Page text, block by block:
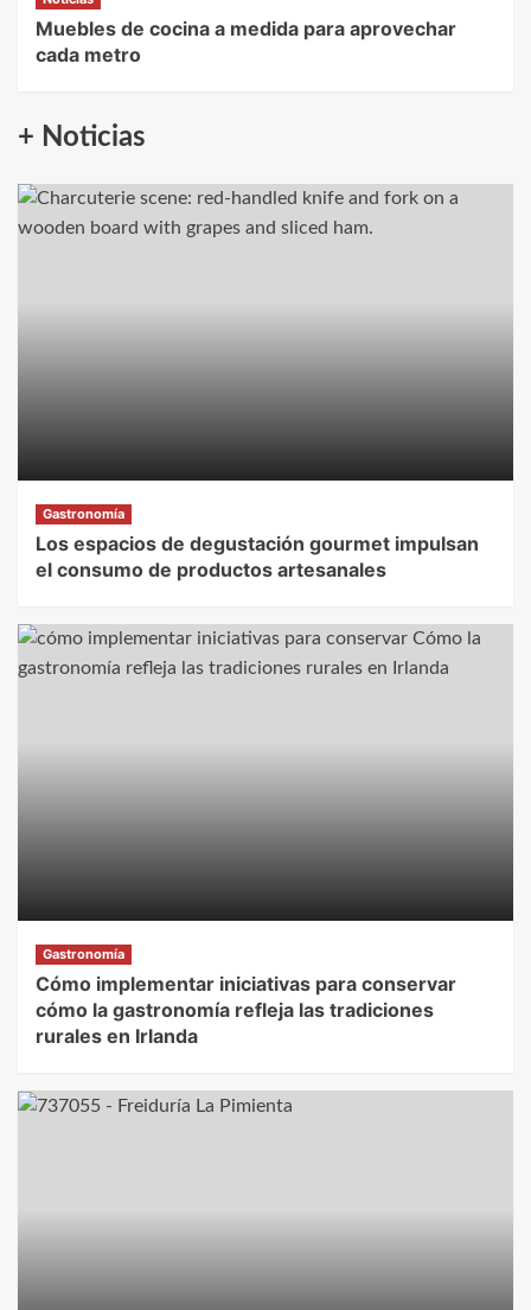
Muebles de cocina a medida para aprovechar
cada metro
+ Noticias
Gastronomía
Los espacios de degustación gourmet impulsan
el consumo de productos artesanales
Gastronomía
Cómo implementar iniciativas para conservar
cómo la gastronomía refleja las tradiciones
rurales en Irlanda